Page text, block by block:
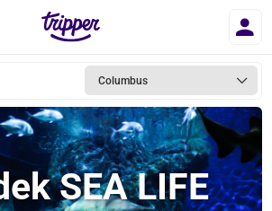
Columbus
SEA LIFE